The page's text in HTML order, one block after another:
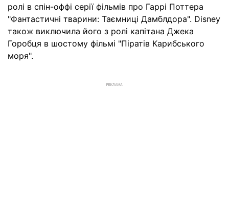
ролі в спін-оффі серії фільмів про Гаррі Поттера
"Фантастичні тварини: Таємниці Дамблдора". Disney
також виключила його з ролі капітана Джека
Горобця в шостому фільмі "Піратів Карибського
моря".
РЕКЛАМА